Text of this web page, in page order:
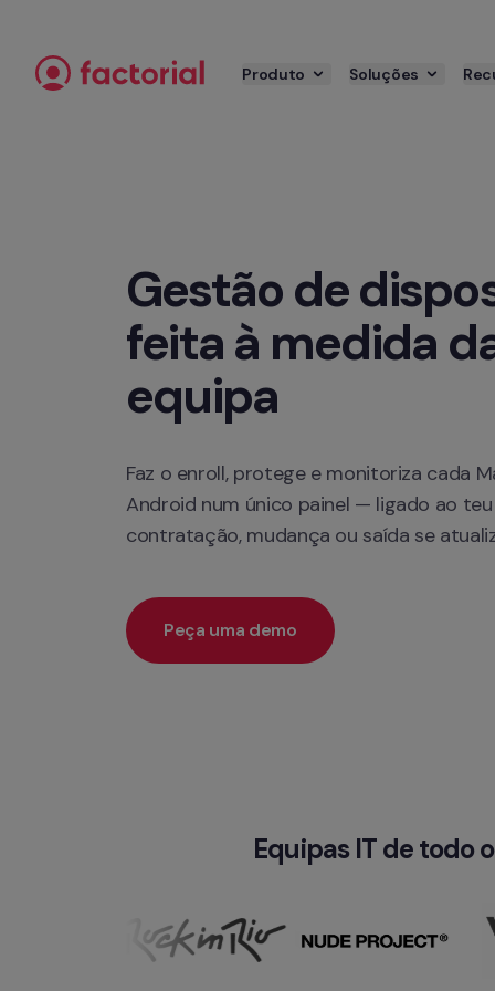
Produto Soluções
Gestão de
feita à medida
equipa
Faz o enroll, protege e monitoriza cada
Android num único painel — ligado ao
contratação, mudança ou saída se
Peça uma demo
Equipas IT de todo